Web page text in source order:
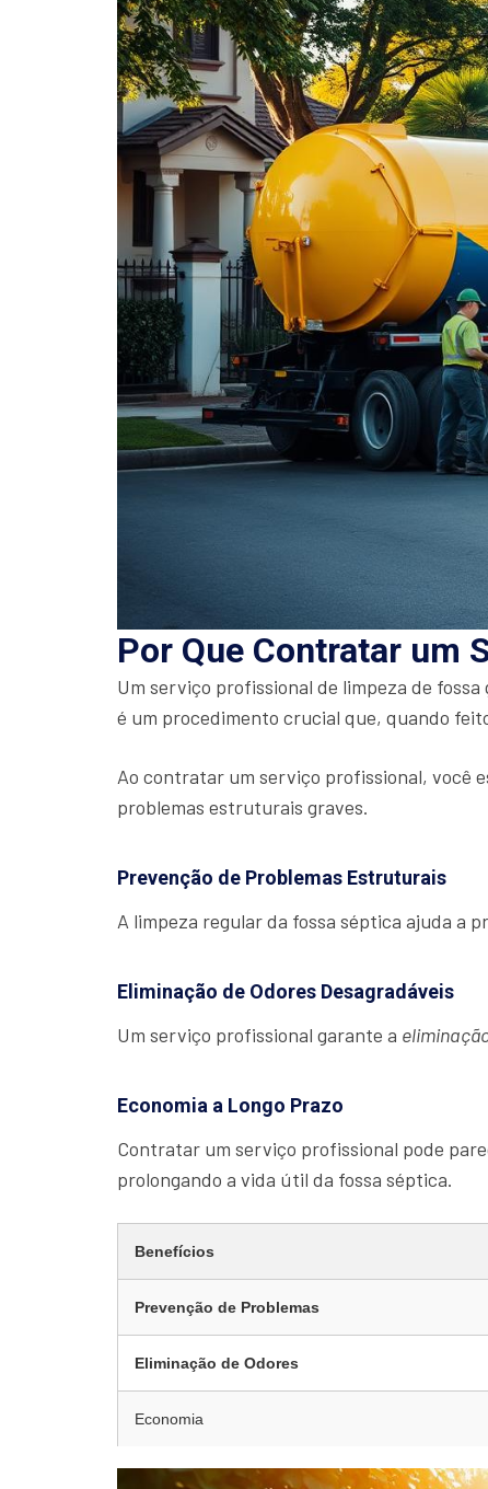
Por Que Contratar um
Um serviço profissional de limpeza de fossa
é um procedimento crucial que, quando
Ao contratar um serviço profissional, você
problemas estruturais graves.
Prevenção de Problemas Estruturais
A limpeza regular da fossa séptica ajuda a
Eliminação de Odores Desagradáveis
Um serviço profissional garante a
Economia a Longo Prazo
Contratar um serviço profissional pode
prolongando a vida útil da fossa séptica.
Benefícios
Prevenção de Problemas
Eliminação de Odores
Economia